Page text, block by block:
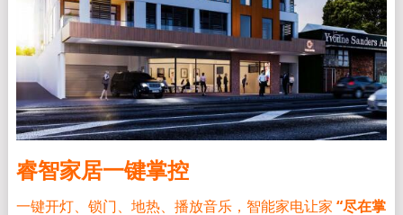
睿智家居一键掌控
一键开灯、锁门、地热、播放音乐，智能家电让家 “尽在掌